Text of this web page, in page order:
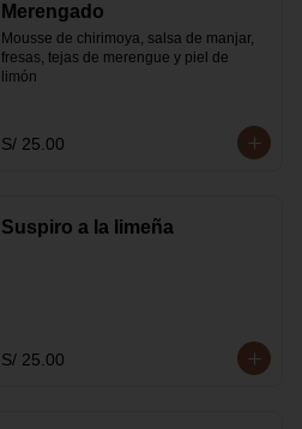
Merengado
Mousse de chirimoya, salsa de manjar,
fresas, tejas de merengue y piel de
limón
S/ 25.00
Suspiro a la limeña
S/ 25.00